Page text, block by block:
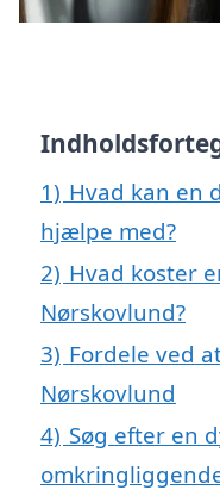
1) Hvad kan en
hjælpe med?
2) Hvad koster
Nørskovlund?
3) Fordele ved
Nørskovlund
4) Søg efter en